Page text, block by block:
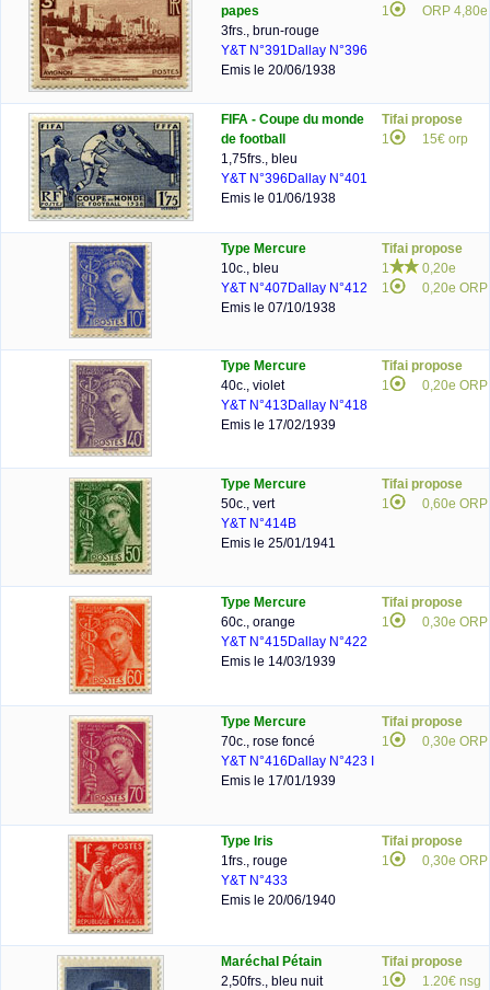
papes
3frs., brun-rouge
Y&T N°391 Dallay N°396
Emis le 20/06/1938
1
ORP 4,80e
FIFA - Coupe du monde
de football
1,75frs., bleu
Y&T N°396 Dallay N°401
Emis le 01/06/1938
Tifai propose
1
15€ orp
Type Mercure
10c., bleu
Y&T N°407 Dallay N°412
Emis le 07/10/1938
Tifai propose
1
0,20e
1
0,20e ORP
Type Mercure
40c., violet
Y&T N°413Dallay N°418
Emis le 17/02/1939
Tifai propose
1
0,20e ORP
Type Mercure
50c., vert
Y&T N°414B
Emis le 25/01/1941
Tifai propose
1
0,60e ORP
Type Mercure
60c., orange
Y&T N°415Dallay N°422
Emis le 14/03/1939
Tifai propose
1
0,30e ORP
Type Mercure
70c., rose foncé
Y&T N°416 Dallay N°423 I
Emis le 17/01/1939
Tifai propose
1
0,30e ORP
Type Iris
1frs., rouge
Y&T N°433
Emis le 20/06/1940
Tifai propose
1
0,30e ORP
Maréchal Pétain
2,50frs., bleu nuit
Tifai propose
1
1.20€ nsg